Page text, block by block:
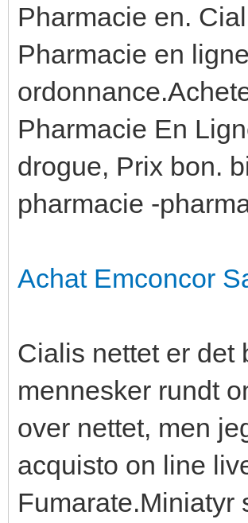
Pharmacie en.
Pharmacie en
Pharmacie En
drogue, Prix bon.
pharmacie -
Achat Emconcor
Cialis nettet er det
mennesker rundt
over nettet, men
acquisto on line
Fumarate.Miniatyr